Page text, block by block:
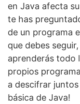
en Java afecta
te has
de un programa
que debes
aprenderás todo
propios
a descifrar
básica de Java!